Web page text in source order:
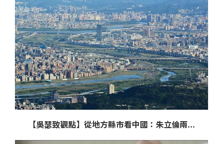
【吳瑟致觀點】從地方縣市看中國：朱立倫兩...